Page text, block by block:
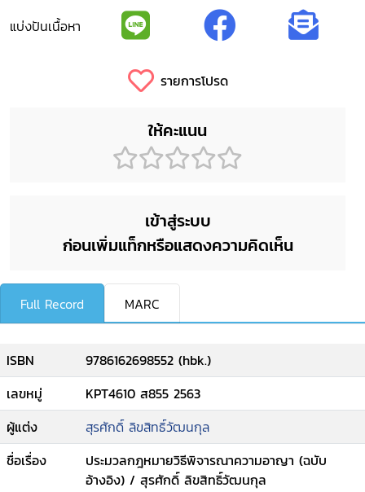
แบ่งปันเนื้อหา
รายการโปรด
ให้คะแนน
เข้าสู่ระบบ
ก่อนเพิ่มแท็กหรือแสดงความคิดเห็น
Full Record MARC
ISBN
9786162698552 (hbk.)
เลขหมู่
KPT4610 ส855 2563
ผู้แต่ง
สุรศักดิ์ ลิขสิทธิ์วัฒนกุล
ชื่อเรื่อง
ประมวลกฎหมายวิธีพิจารณาความอาญา (ฉบับ
อ้างอิง) / สุรศักดิ์ ลิขสิทธิ์วัฒนกุล